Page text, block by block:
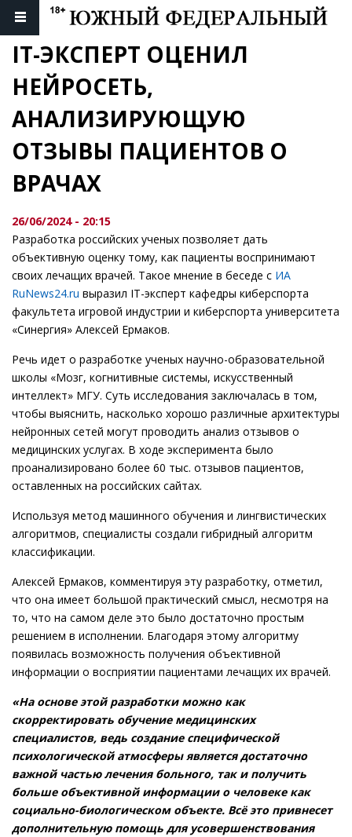
IT-ЭКСПЕРТ ОЦЕНИЛ
НЕЙРОСЕТЬ,
АНАЛИЗИРУЮЩУЮ
ОТЗЫВЫ ПАЦИЕНТОВ О
ВРАЧАХ
26/06/2024 - 20:15
Разработка российских ученых позволяет дать
объективную оценку тому, как пациенты воспринимают
своих лечащих врачей. Такое мнение в беседе с ИА
RuNews24.ru выразил IT-эксперт кафедры киберспорта
факультета игровой индустрии и киберспорта университета
«Синергия» Алексей Ермаков.
Речь идет о разработке ученых научно-образовательной
школы «Мозг, когнитивные системы, искусственный
интеллект» МГУ. Суть исследования заключалась в том,
чтобы выяснить, насколько хорошо различные архитектуры
нейронных сетей могут проводить анализ отзывов о
медицинских услугах. В ходе эксперимента было
проанализировано более 60 тыс. отзывов пациентов,
оставленных на российских сайтах.
Используя метод машинного обучения и лингвистических
алгоритмов, специалисты создали гибридный алгоритм
классификации.
Алексей Ермаков, комментируя эту разработку, отметил,
что она имеет большой практический смысл, несмотря на
то, что на самом деле это было достаточно простым
решением в исполнении. Благодаря этому алгоритму
появилась возможность получения объективной
информации о восприятии пациентами лечащих их врачей.
«На основе этой разработки можно как
скорректировать обучение медицинских
специалистов, ведь создание специфической
психологической атмосферы является достаточно
важной частью лечения больного, так и получить
больше объективной информации о человеке как
социально-биологическом объекте. Всё это привнесет
дополнительную помощь для усовершенствования